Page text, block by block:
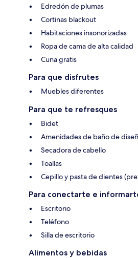
Edredón de plumas
Cortinas blackout
Habitaciones insonorizadas
Ropa de cama de alta calidad
Cuna gratis
Para que disfrutes
Muebles diferentes
Para que te refresques
Bidet
Amenidades de baño de
Secadora de cabello
Toallas
Cepillo y pasta de dientes
Para conectarte e
Escritorio
Teléfono
Silla de escritorio
Alimentos y bebidas